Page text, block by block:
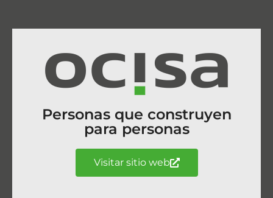
Personas que construyen
para personas
Visitar sitio web